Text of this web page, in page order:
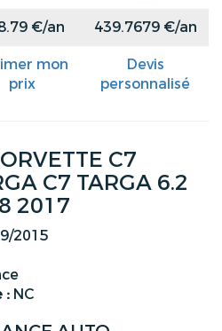
€/an 439.7679 €/an
mon
prix
Devis
personnalisé
C7
C7 TARGA 6.2
2017
2015
: NC